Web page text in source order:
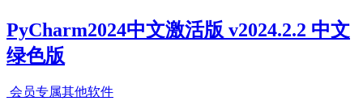
PyCharm2024中文激活版 v2024.2.2 中文
绿色版
会员专属其他软件